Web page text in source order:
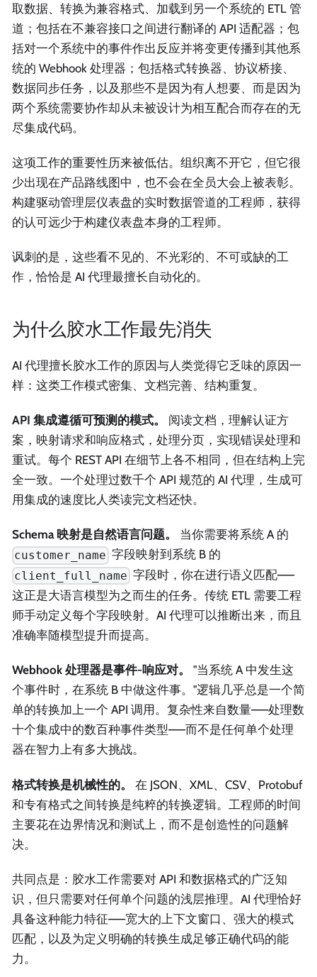
取数据、转换为兼容格式、加载到另一个系统的 ETL 管
道；包括在不兼容接口之间进行翻译的 API 适配器；包
括对一个系统中的事件作出反应并将变更传播到其他系
统的 Webhook 处理器；包括格式转换器、协议桥接、
数据同步任务，以及那些不是因为有人想要、而是因为
两个系统需要协作却从未被设计为相互配合而存在的无
尽集成代码。
这项工作的重要性历来被低估。组织离不开它，但它很
少出现在产品路线图中，也不会在全员大会上被表彰。
构建驱动管理层仪表盘的实时数据管道的工程师，获得
的认可远少于构建仪表盘本身的工程师。
讽刺的是，这些看不见的、不光彩的、不可或缺的工
作，恰恰是 AI 代理最擅长自动化的。
为什么胶水工作最先消失
AI 代理擅长胶水工作的原因与人类觉得它乏味的原因一
样：这类工作模式密集、文档完善、结构重复。
API 集成遵循可预测的模式。
阅读文档，理解认证方
案，映射请求和响应格式，处理分页，实现错误处理和
重试。每个 REST API 在细节上各不相同，但在结构上完
全一致。一个处理过数千个 API 规范的 AI 代理，生成可
用集成的速度比人类读完文档还快。
Schema 映射是自然语言问题。 当你需要将系统 A 的
customer_name 字段映射到系统 B 的
client_full_name 字段时，你在进行语义匹配——
这正是大语言模型为之而生的任务。传统 ETL 需要工程
师手动定义每个字段映射。AI 代理可以推断出来，而且
准确率随模型提升而提高。
Webhook 处理器是事件-响应对。
"当系统 A 中发生这
个事件时，在系统 B 中做这件事。"逻辑几乎总是一个简
单的转换加上一个 API 调用。复杂性来自数量——处理数
十个集成中的数百种事件类型——而不是任何单个处理
器在智力上有多大挑战。
格式转换是机械性的。
在 JSON、XML、CSV、Protobuf
和专有格式之间转换是纯粹的转换逻辑。工程师的时间
主要花在边界情况和测试上，而不是创造性的问题解
决。
共同点是：胶水工作需要对 API 和数据格式的广泛知
识，但只需要对任何单个问题的浅层推理。AI 代理恰好
具备这种能力特征——宽大的上下文窗口、强大的模式
匹配，以及为定义明确的转换生成足够正确代码的能
力。